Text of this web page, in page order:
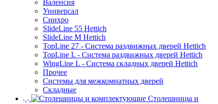
Валенсия
Универсал
Синхро
SlideLine 55 Hettich
SlideLine M Hettich
TopLine 27 - Система раздвижных дверей Hettich
TopLine L - Система раздвижных дверей Hettich
WingLine L - Система складных дверей Hettich
Прочее
Системы для межкомнатных дверей
Складные
Столешницы и